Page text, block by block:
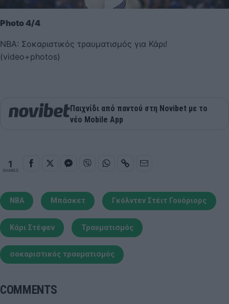
Photo 4/4
NBA: Σοκαριστικός τραυματισμός για Κάρι!
(video+photos)
Παιχνίδι από παντού στη Novibet με το
νέο Mobile App
1
SHARES
NBA Μπάσκετ Γκόλντεν Στέιτ Γουόριορς
Κάρι Στέφεν Τραυματισμός
σοκαριστικός τραυματισμός
COMMENTS